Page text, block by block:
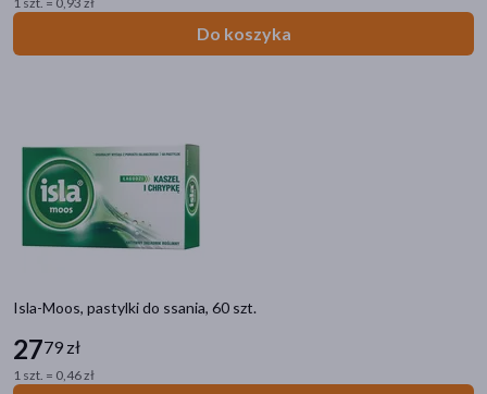
Do koszyka
Isla-Moos, pastylki do ssania, 60 szt.
2779 zł
1 szt. = 0,46 zł